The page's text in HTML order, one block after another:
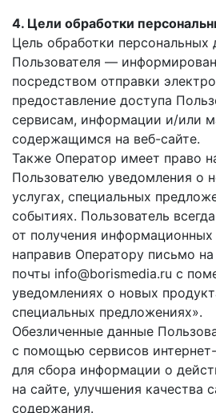
4. Цели обработки
Цель обработки персональных
Пользователя —
посредством отправки
предоставление доступа
сервисам, информации и/или
содержащимся на веб-сайте.
Также Оператор имеет право
Пользователю уведомления о
услугах, специальных
событиях. Пользователь
от получения
направив Оператору письмо
почты info@borismedia.ru с
уведомлениях о новых
специальных предложениях».
Обезличенные данные
с помощью сервисов
для сбора информации о
на сайте, улучшения качества
содержания.